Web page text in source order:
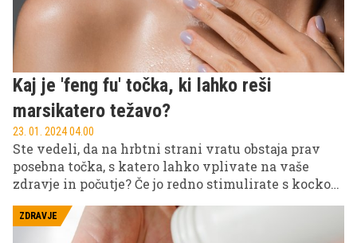
Kaj je 'feng fu' točka, ki lahko reši
marsikatero težavo?
23. 01. 2024 04.00
Ste vedeli, da na hrbtni strani vratu obstaja prav
posebna točka, s katero lahko vplivate na vaše
zdravje in počutje? Če jo redno stimulirate s kocko
prebavo, odpravili glavobole in bolečine v sklepih.
Gre za feng fu točko, ki ji pravijo pomlajevalec
ZDRAVJE